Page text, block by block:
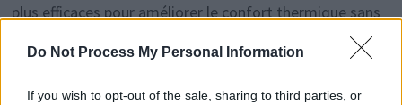
Do Not Process My Personal Information
If you wish to opt-out of the sale, sharing to third parties, or
plus efficaces pour améliorer le confort thermique sans